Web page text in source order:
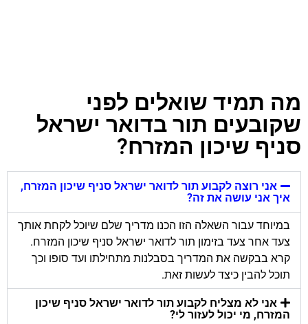
מה תמיד שואלים לפני
שקובעים תור בדואר ישראל
סניף שיכון המזרח?
אני רוצה לקבוע תור לדואר ישראל סניף שיכון המזרח,
איך אני עושה את זה?
במיוחד עבור השאלה הזו הכנו מדריך שלם שיוכל לקחת אותך
צעד אחר צעד בזימון תור לדואר ישראל סניף שיכון המזרח.
קרא בבקשה את המדריך בסבלנות מתחילתו ועד סופו וכך
תוכל להבין כיצד לעשות זאת.
אני לא מצליח לקבוע תור לדואר ישראל סניף שיכון
המזרח, מי יכול לעזור לי?